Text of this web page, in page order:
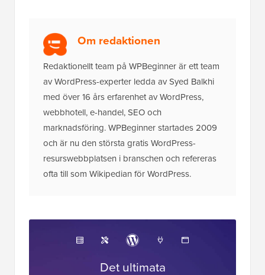
Om redaktionen
Redaktionellt team på WPBeginner är ett team
av WordPress-experter ledda av Syed Balkhi
med över 16 års erfarenhet av WordPress,
webbhotell, e-handel, SEO och
marknadsföring. WPBeginner startades 2009
och är nu den största gratis WordPress-
resurswebbplatsen i branschen och refereras
ofta till som Wikipedian för WordPress.
Det ultimata